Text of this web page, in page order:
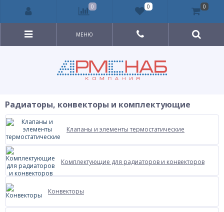
МЕНЮ
Радиаторы, конвекторы и комплектующие
Клапаны и элементы термостатические
Комплектующие для радиаторов и конвекторов
Конвекторы
0 0 0